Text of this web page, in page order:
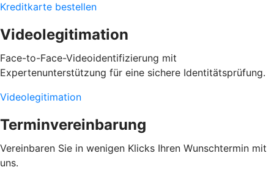
Kreditkarte bestellen
Videolegitimation
Face-to-Face-Videoidentifizierung mit
Expertenunterstützung für eine sichere Identitätsprüfung.
Videolegitimation
Terminvereinbarung
Vereinbaren Sie in wenigen Klicks Ihren Wunschtermin mit
uns.